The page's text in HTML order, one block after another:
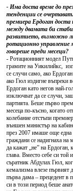
- Има доста време до
тенденции се
премиера Ердоган
между двамата би
развитието, възможно
ротационно управление
говореше преди месеци?
- Ротационният модел
грамите на Уикилийкс,
се случи само, ако
ако Гюл издигне въпреки
Ердоган като негов най-
изключват да се случи,
партията. Беше първо
месеца по-късно, когато
колебание отстъпи
външен министър на
през 2007 имаше още една
граждани се надигнаха на
да кажат „не” на Ердоган,
глава. Вместо себе си той
съратник Абдулах Гюл,
кемализма влезе първият
първа дама – прецедент в
си в този период беше